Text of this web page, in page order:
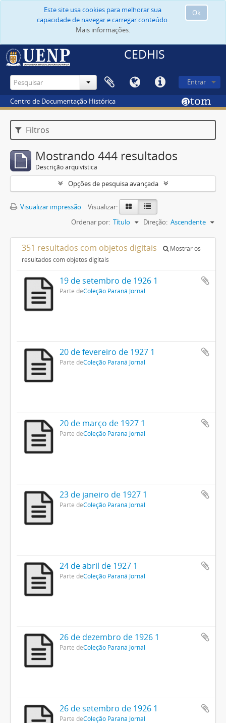
Ok
Este site usa cookies para melhorar sua
capacidade de navegar e carregar conteúdo.
Mais informações.
CEDHIS
Entrar
Centro de Documentação Histórica
Filtros
Mostrando 444 resultados
Descrição arquivística
Opções de pesquisa avançada
Visualizar impressão
Visualizar:
Ordenar por: Título Direção: Ascendente
351 resultados com objetos digitais
Mostrar os
resultados com objetos digitais
19 de setembro de 1926 1
Parte deColeção Paraná Jornal
20 de fevereiro de 1927 1
Parte deColeção Paraná Jornal
20 de março de 1927 1
Parte deColeção Paraná Jornal
23 de janeiro de 1927 1
Parte deColeção Paraná Jornal
24 de abril de 1927 1
Parte deColeção Paraná Jornal
26 de dezembro de 1926 1
Parte deColeção Paraná Jornal
26 de setembro de 1926 1
Parte deColeção Paraná Jornal